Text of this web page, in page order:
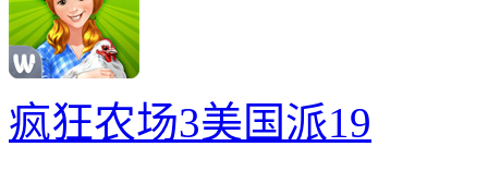
疯狂农场3美国派19